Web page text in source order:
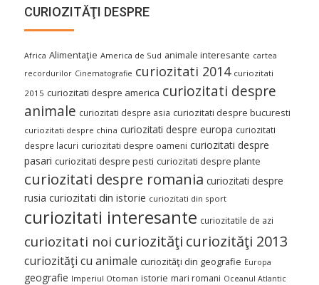
CURIOZITĂŢI DESPRE
Africa Alimentaţie America de Sud animale interesante cartea
recordurilor Cinematografie curiozitati 2014 curiozitati
2015 curiozitati despre america curiozitati despre
animale curiozitati despre asia curiozitati despre bucuresti
curiozitati despre china curiozitati despre europa curiozitati
despre lacuri curiozitati despre oameni curiozitati despre
pasari curiozitati despre pesti curiozitati despre plante
curiozitati despre romania curiozitati despre
rusia curiozitati din istorie curiozitati din sport
curiozitati interesante curiozitatile de azi
curiozitati noi curiozităţi curiozităţi 2013
curiozităţi cu animale curiozităţi din geografie Europa
geografie Imperiul Otoman istorie mari romani Oceanul Atlantic